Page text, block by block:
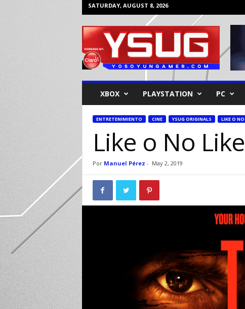
SATURDAY, AUGUST 8, 2026
o
o
y
XBOX PLAYSTATION PC
ENTRETENIMIENTO CINE YSUG ORIGINALS LIKE O NO
Like o No
Por Manuel Pérez - May 2, 2019